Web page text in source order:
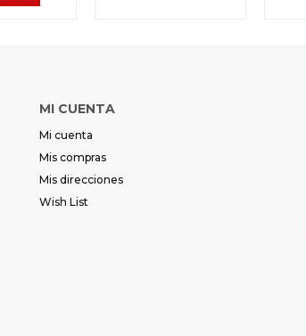
MI CUENTA
Mi cuenta
Mis compras
Mis direcciones
Wish List